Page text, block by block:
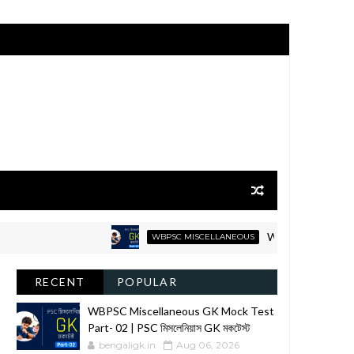
WBPSC MISCELLANEOUS WBPSC Miscellaneous
RECENT POPULAR
WBPSC Miscellaneous GK Mock Test
Part- 02 | PSC মিসলেনিয়াস GK মকটেস্ট
bengaligk.in Aug 06, 2026